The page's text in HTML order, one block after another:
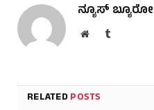
ನ್ಯೂಸ್ ಬ್ಯೂರೋ
WebsiteTumblr
RELATEDPOSTS